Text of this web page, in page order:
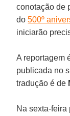
conotação de
do500º
iniciarão
A reportagem
publicada no
tradução é de
Na sexta-